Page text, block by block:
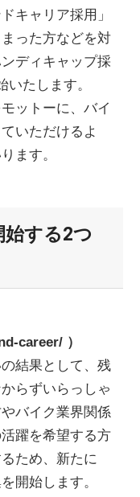
キャリア採用」
った方などを対
ディキャップ採
たします。
ットーに、バイ
いただけるよ
ます。
始する2つ
career/ ）
結果として、残
らずいらっしゃ
バイク業界関係
躍を希望する方
ため、新たに
開始します。